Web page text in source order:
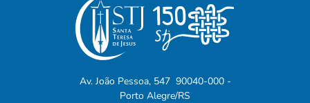
Av. João Pessoa, 547 90040-000 -
Porto Alegre/RS